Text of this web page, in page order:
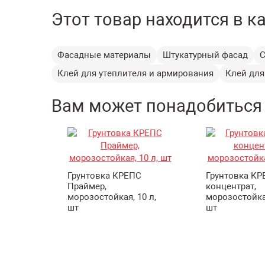
Этот товар находится в
Фасадные материалы Штукатурный фасад
Клей для утеплителя и армирования
Клей
Вам может понадобиться
Грунтовка КРЕПС
Праймер,
морозостойкая, 10 л,
шт
Грунтовка
концентрат,
шт